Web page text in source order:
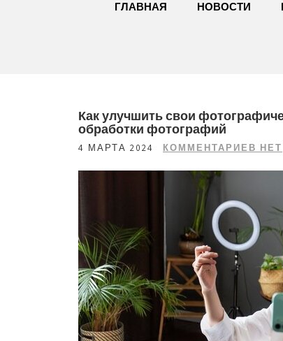
ГЛАВНАЯ НОВОСТИ
Как улучшить свои
обработки фотографий
4 МАРТА 2024 КОММЕНТАРИЕВ НЕТ